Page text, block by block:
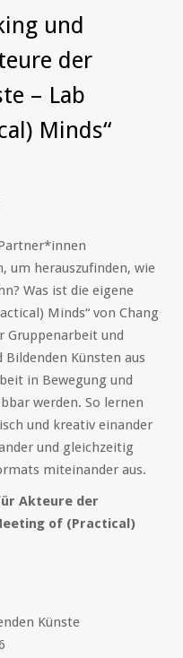
und
der
– Lab
Minds“
um herauszufinden, wie
Was ist die eigene
Minds“ von Chang
Gruppenarbeit und
Künsten aus
in Bewegung und
werden. So lernen
und kreativ einander
und gleichzeitig
miteinander aus.
Akteure der
of (Practical)
Künste